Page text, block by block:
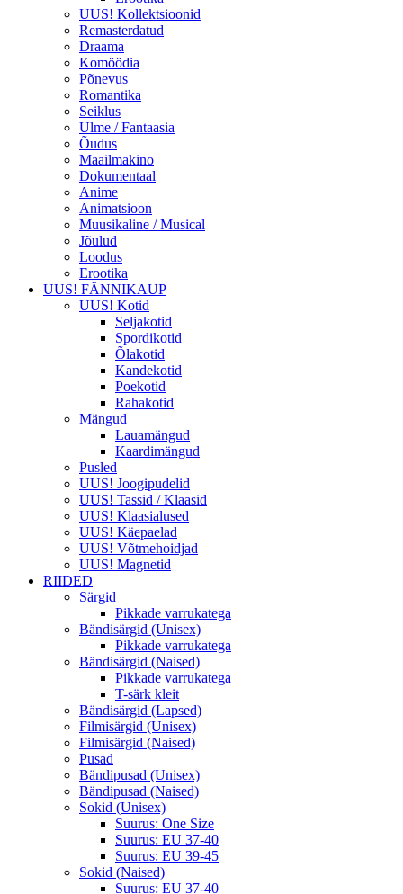
UUS! Kollektsioonid
Remasterdatud
Draama
Komöödia
Põnevus
Romantika
Seiklus
Ulme / Fantaasia
Õudus
Maailmakino
Dokumentaal
Anime
Animatsioon
Muusikaline / Musical
Jõulud
Loodus
Erootika
UUS! FÄNNIKAUP
UUS! Kotid
Seljakotid
Spordikotid
Õlakotid
Kandekotid
Poekotid
Rahakotid
Mängud
Lauamängud
Kaardimängud
Pusled
UUS! Joogipudelid
UUS! Tassid / Klaasid
UUS! Klaasialused
UUS! Käepaelad
UUS! Võtmehoidjad
UUS! Magnetid
RIIDED
Särgid
Pikkade varrukatega
Bändisärgid (Unisex)
Pikkade varrukatega
Bändisärgid (Naised)
Pikkade varrukatega
T-särk kleit
Bändisärgid (Lapsed)
Filmisärgid (Unisex)
Filmisärgid (Naised)
Pusad
Bändipusad (Unisex)
Bändipusad (Naised)
Sokid (Unisex)
Suurus: One Size
Suurus: EU 37-40
Suurus: EU 39-45
Sokid (Naised)
Suurus: EU 37-40